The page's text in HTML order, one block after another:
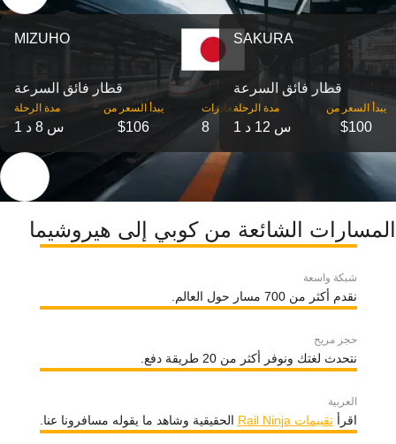
MIZUHO
قطار فائق السرعة
مدة الرحلة
1 س 8 د
‎يبدأ السعر من
$106
‎المغادرات
8
SAKURA
قطار فائق السرعة
مدة الرحلة
1 س 12 د
‎يبدأ السعر من
$100
المسارات الشائعة من كوبي إلى هيروشيما
شبكة واسعة
نقدم أكثر من 700 مسار حول العالم.
حجز مريح
نتحدث لغتك ونوفر أكثر من 20 طريقة دفع.
العربية
اقرأتقييمات Rail Ninja الحقيقية وشاهد ما يقوله مسافرونا عنا.